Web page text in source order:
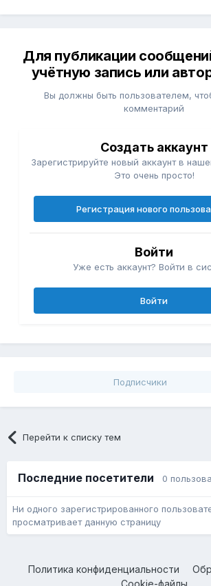
Для публикации
учётную запись или
Вы должны быть пользователем,
комментарий
Создать аккаунт
Зарегистрируйте новый аккаунт в
Это очень просто!
Регистрация нового
Войти
Уже есть аккаунт? Войти в
Войти
Подписчики
Перейти к списку тем
Последние посетители 0
Ни одного зарегистрированного
просматривает данную страницу
Политика конфиденциальности
Cookie-файлы